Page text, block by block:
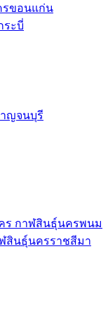
ขอนแก่น
ระบี่
ญจนบุรี
ร กาฬสินธุ์นครพนม
สินธุ์นครราชสีมา